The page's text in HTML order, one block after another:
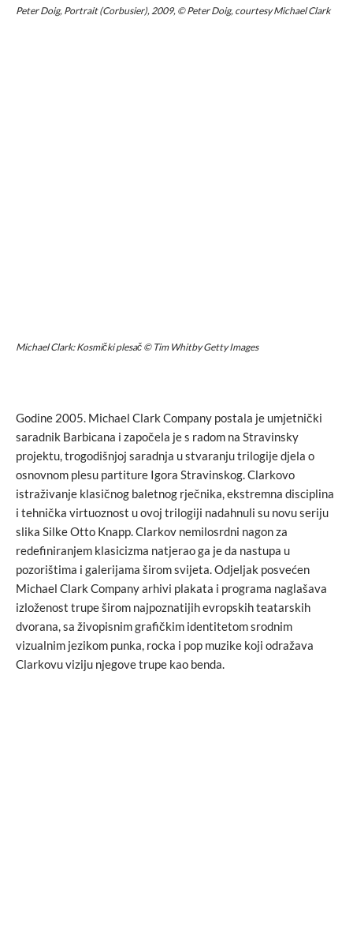
Peter Doig, Portrait (Corbusier), 2009, © Peter Doig, courtesy Michael Clark
Michael Clark: Kosmički plesač © Tim Whitby Getty Images
Godine 2005. Michael Clark Company postala je umjetnički
saradnik Barbicana i započela je s radom na Stravinsky
projektu, trogodišnjoj saradnja u stvaranju trilogije djela o
osnovnom plesu partiture Igora Stravinskog. Clarkovo
istraživanje klasičnog baletnog rječnika, ekstremna disciplina
i tehnička virtuoznost u ovoj trilogiji nadahnuli su novu seriju
slika Silke Otto Knapp. Clarkov nemilosrdni nagon za
redefiniranjem klasicizma natjerao ga je da nastupa u
pozorištima i galerijama širom svijeta. Odjeljak posvećen
Michael Clark Company arhivi plakata i programa naglašava
izloženost trupe širom najpoznatijih evropskih teatarskih
dvorana, sa živopisnim grafičkim identitetom srodnim
vizualnim jezikom punka, rocka i pop muzike koji odražava
Clarkovu viziju njegove trupe kao benda.